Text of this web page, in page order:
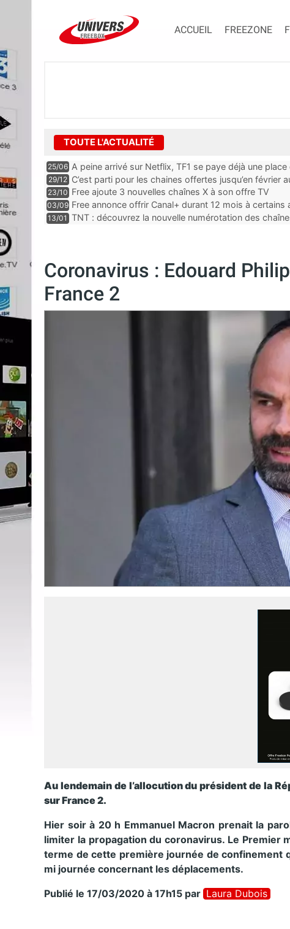
ACCUEIL FREEZONE
TOUTE L'ACTUALITÉ
25/06 A peine arrivé sur Netflix, TF1 se paye déjà une place
Top 10 de la plateforme
29/12 C’est parti pour les chaines offertes jusqu’en février
abonnés Free
23/10 Free ajoute 3 nouvelles chaînes X à son offre TV
03/09 Free annonce offrir Canal+ durant 12 mois à certains
Freebox
13/01 TNT : découvrez la nouvelle numérotation des
Coronavirus : Edouard
France 2
Au lendemain de l’allocution du président de la
sur France 2.
Hier soir à 20 h Emmanuel Macron prenait la
limiter la propagation du coronavirus. Le Premier
terme de cette première journée de confinement
mi journée concernant les déplacements.
Publié le 17/03/2020 à 17h15 par Laura Dubois